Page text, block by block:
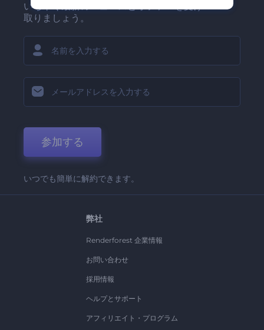
いち早く最新のニュースとオファーを受け
取りましょう。
参加する
いつでも簡単に解約できます。
弊社
Renderforest 企業情報
お問い合わせ
採用情報
ヘルプとサポート
アフィリエイト・プログラム